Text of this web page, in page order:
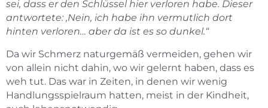
sei, dass er den Schlüssel hier verloren habe. Dieser
antwortete: ‚Nein, ich habe ihn vermutlich dort
hinten verloren… aber da ist es so dunkel.“
Da wir Schmerz naturgemäß vermeiden, gehen wir
von allein nicht dahin, wo wir gelernt haben, dass es
weh tut. Das war in Zeiten, in denen wir wenig
Handlungsspielraum hatten, meist in der Kindheit,